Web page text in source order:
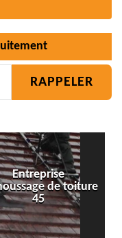
Isolation toiture 45